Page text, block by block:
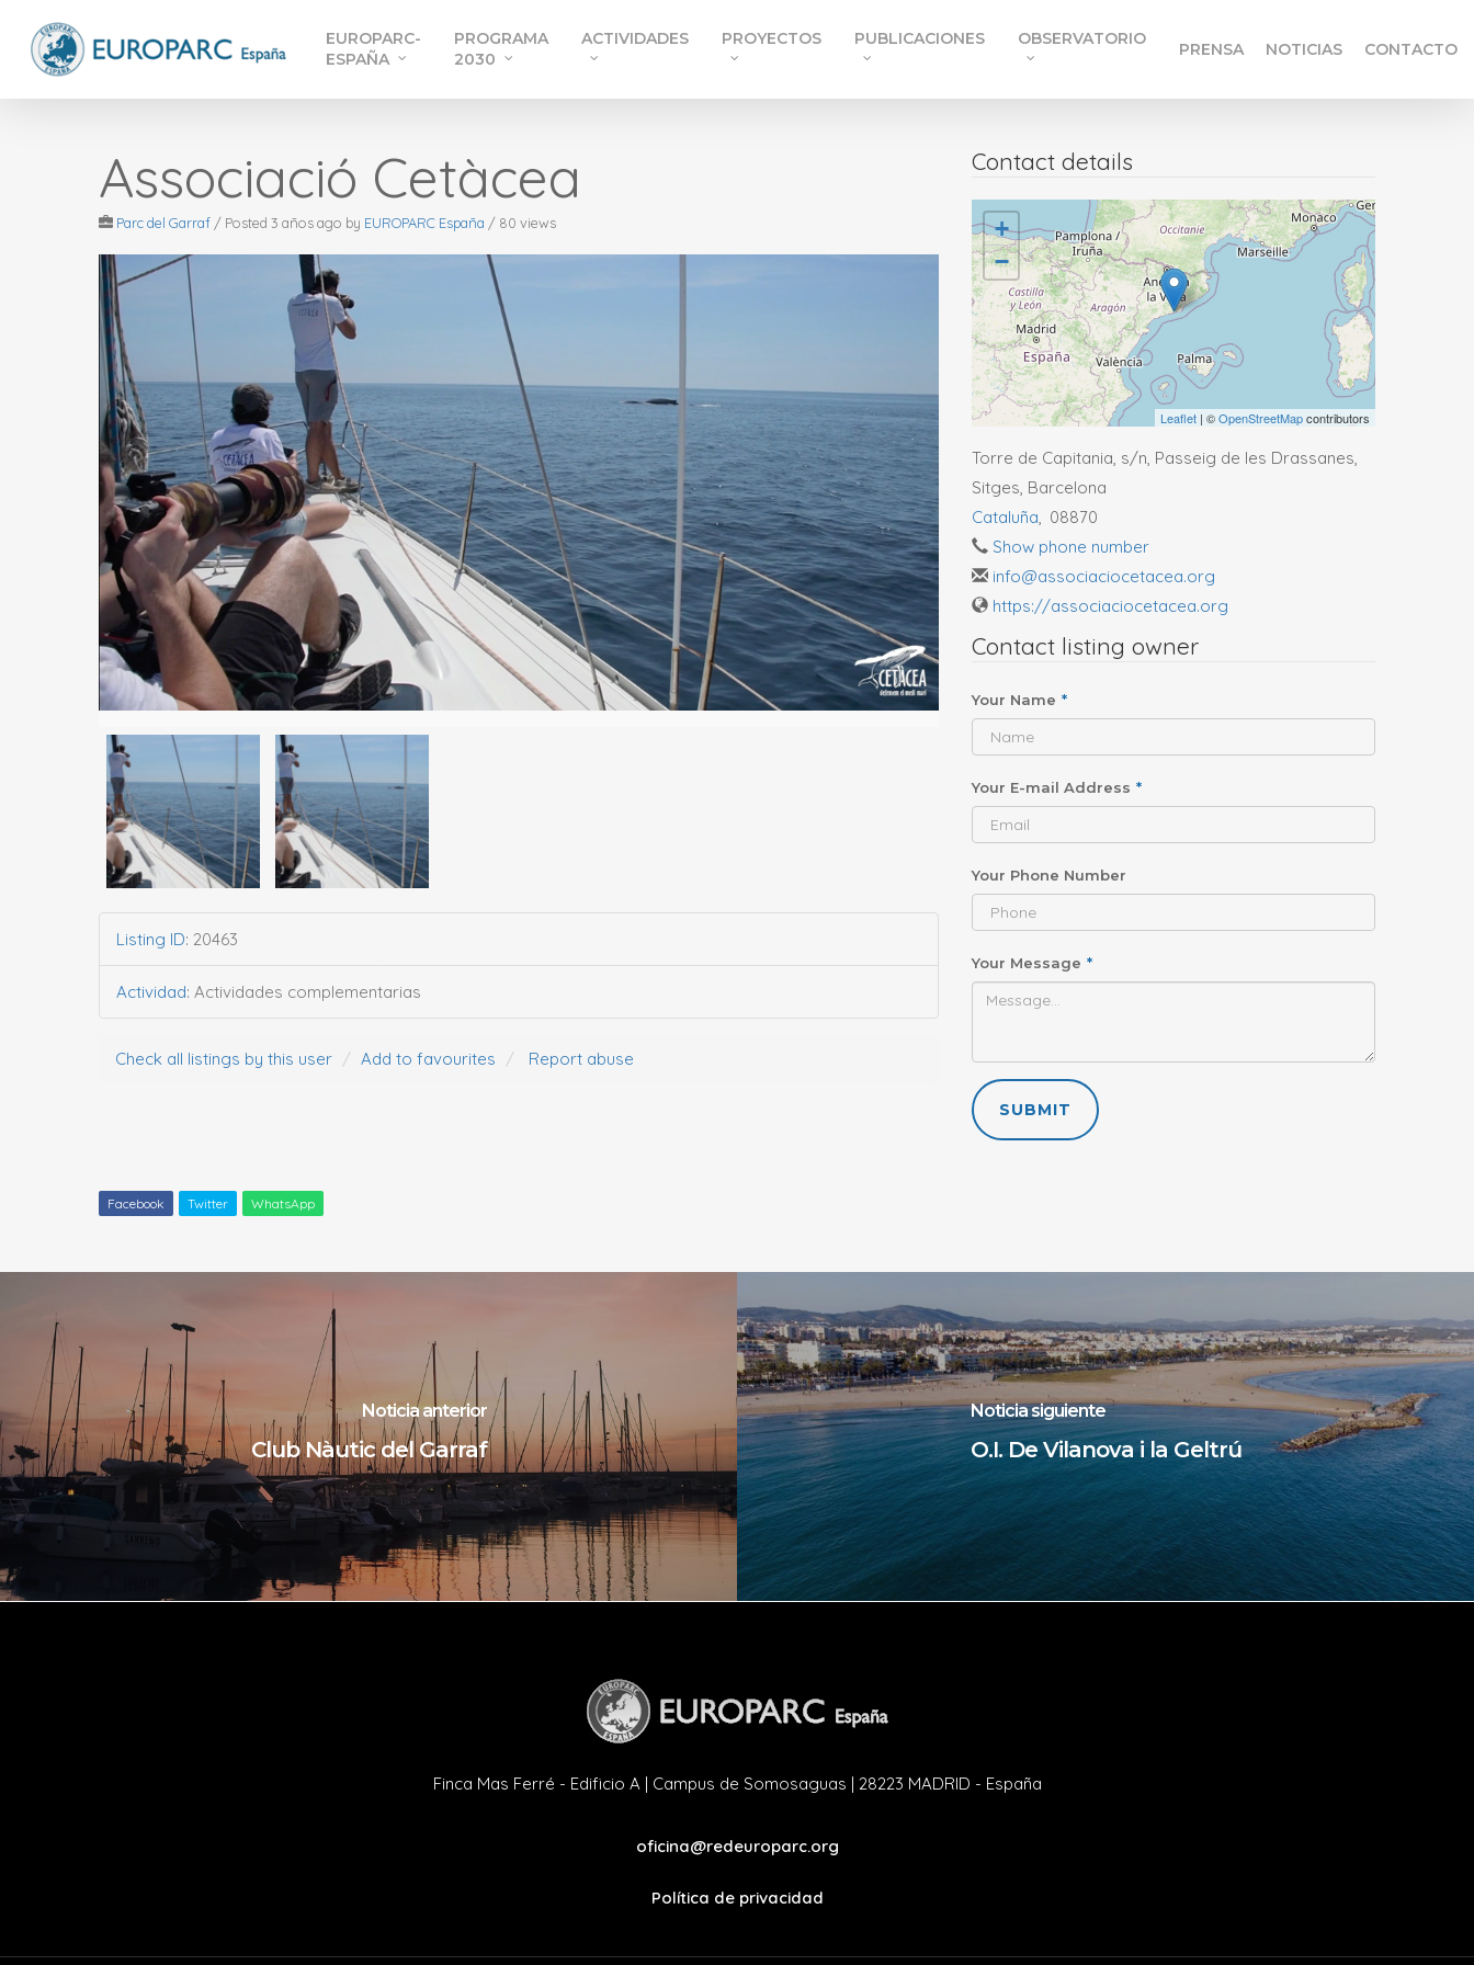
content
EUROPARC-
ESPAÑA
PROGRAMA
2030
ACTIVIDADES PROYECTOS PUBLICACIONES OBSERVATORIO
PRENSA NOTICIAS CONTACTO
Associació Cetàcea
Parc del Garraf / Posted 3 años ago by EUROPARC España / 80 views
Listing ID: 20463
Actividad: Actividades complementarias
Check all listings by this user Add to favourites Report abuse
Contact details
+
−
Leaflet | ©OpenStreetMapcontributors
Torre de Capitania, s/n, Passeig de les Drassanes,
Sitges, Barcelona
Cataluña, 08870
Show phone number
info@associaciocetacea.org
https://associaciocetacea.org
Contact listing owner
Your Name *
Your E-mail Address *
Your Phone Number
Your Message *
SUBMIT
Facebook Twitter WhatsApp
Noticia anterior
Club Nàutic del Garraf
Noticia siguiente
O.I. De Vilanova i la Geltrú
Finca Mas Ferré - Edificio A | Campus de Somosaguas | 28223 MADRID - España
oficina@redeuroparc.org
Política de privacidad